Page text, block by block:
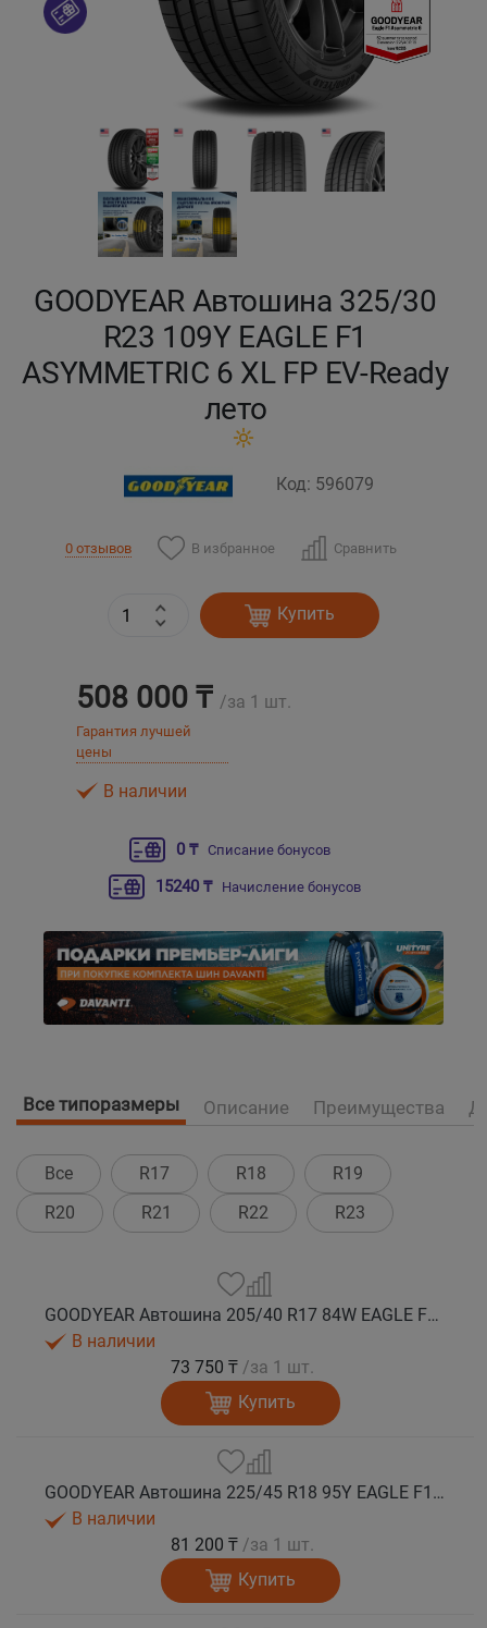
GOODYEAR Автошина 325/30
R23 109Y EAGLE F1
ASYMMETRIC 6 XL FP EV-Ready
лето
Код: 596079
0 отзывов В избранное Сравнить
Купить
508 000 ₸ /за 1 шт.
Гарантия лучшей
цены
В наличии
0 ₸ Списание бонусов
15240 ₸ Начисление бонусов
Все типоразмеры Описание Преимущества
Все R17 R18
R19
R20
R21 R22 R23
GOODYEAR Автошина 205/40 R17 84W EAGLE F1 ASYMMETRIC 6 XL FP лето
В наличии
73 750 ₸ /за 1 шт.
Купить
GOODYEAR Автошина 225/45 R18 95Y EAGLE F1 ASYMMETRIC 6 XL FP лето
В наличии
81 200 ₸ /за 1 шт.
Купить
Кокшетау
Кызылорда
Петропавловск
Семей
Талдыкорган
Уральск
Экибастуз
Бишкек